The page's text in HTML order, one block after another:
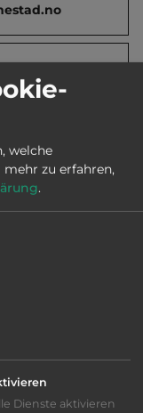
in
welche
mehr zu erfahren,
.
Dienste aktivieren